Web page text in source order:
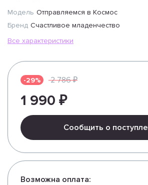
Модель Отправляемся в Космос
Бренд Счастливое младенчество
Все характеристики
-29% 2 786 ₽
1 990 ₽
Сообщить о
Возможна оплата: